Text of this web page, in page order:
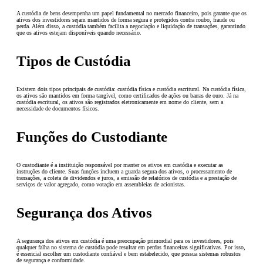
A custódia de bens desempenha um papel fundamental no mercado financeiro, pois garante que os
ativos dos investidores sejam mantidos de forma segura e protegidos contra roubo, fraude ou
perda. Além disso, a custódia também facilita a negociação e liquidação de transações, garantindo
que os ativos estejam disponíveis quando necessário.
Tipos de Custódia
Existem dois tipos principais de custódia: custódia física e custódia escritural. Na custódia física,
os ativos são mantidos em forma tangível, como certificados de ações ou barras de ouro. Já na
custódia escritural, os ativos são registrados eletronicamente em nome do cliente, sem a
necessidade de documentos físicos.
Funções do Custodiante
O custodiante é a instituição responsável por manter os ativos em custódia e executar as
instruções do cliente. Suas funções incluem a guarda segura dos ativos, o processamento de
transações, a coleta de dividendos e juros, a emissão de relatórios de custódia e a prestação de
serviços de valor agregado, como votação em assembleias de acionistas.
Segurança dos Ativos
A segurança dos ativos em custódia é uma preocupação primordial para os investidores, pois
qualquer falha no sistema de custódia pode resultar em perdas financeiras significativas. Por isso,
é essencial escolher um custodiante confiável e bem estabelecido, que possua sistemas robustos
de segurança e conformidade.